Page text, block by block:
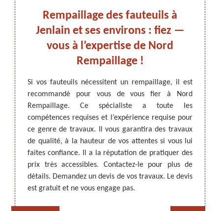
ARTISAN DEZITTER, REMPAILLAGE -
CANNAGE - RECOLLAGE, 59 NORD
Rempaillage fauteuil,
Cannage fauteuil, chaises
la
:
le
tels
à un
à la
tarifs
Rempaillage des fauteuils à
Jenlain et ses environs : fiez —
vous à l’expertise de Nord
Rempaillage !
Si vos fauteuils nécessitent un rempaillage, il est
recommandé pour vous de vous fier à Nord
Rempaillage. Ce spécialiste a toute les
compétences requises et l’expérience requise pour
ce genre de travaux. Il vous garantira des travaux
de qualité, à la hauteur de vos attentes si vous lui
faites confiance. Il a la réputation de pratiquer des
prix très accessibles. Contactez-le pour plus de
détails. Demandez un devis de vos travaux. Le devis
est gratuit et ne vous engage pas.
Par
ou
avez
pour
Il a
à
vos